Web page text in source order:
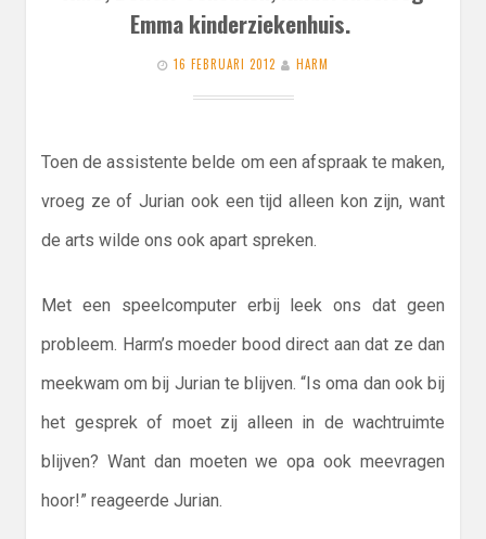
Emma kinderziekenhuis.
16 FEBRUARI 2012 HARM
Toen de assistente belde om een afspraak te maken,
vroeg ze of Jurian ook een tijd alleen kon zijn, want
de arts wilde ons ook apart spreken.
Met een speelcomputer erbij leek ons dat geen
probleem. Harm’s moeder bood direct aan dat ze dan
meekwam om bij Jurian te blijven. “Is oma dan ook bij
het gesprek of moet zij alleen in de wachtruimte
blijven? Want dan moeten we opa ook meevragen
hoor!” reageerde Jurian.